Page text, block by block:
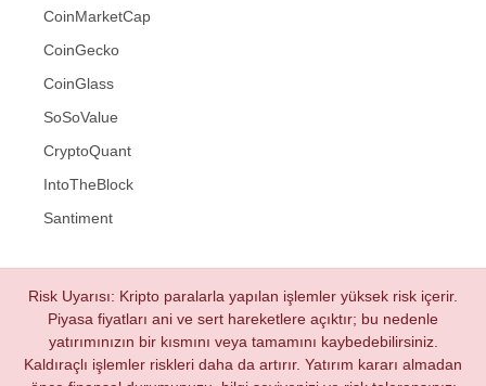
CoinMarketCap
CoinGecko
CoinGlass
SoSoValue
CryptoQuant
IntoTheBlock
Santiment
Risk Uyarısı: Kripto paralarla yapılan işlemler yüksek risk içerir.
Piyasa fiyatları ani ve sert hareketlere açıktır; bu nedenle
yatırımınızın bir kısmını veya tamamını kaybedebilirsiniz.
Kaldıraçlı işlemler riskleri daha da artırır. Yatırım kararı almadan